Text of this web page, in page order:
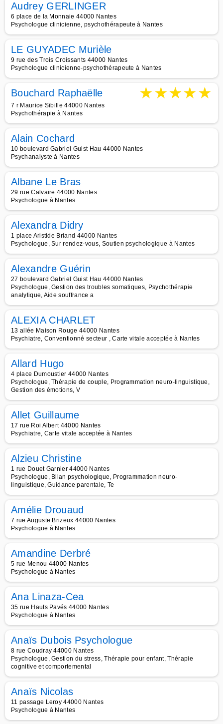
Audrey GERLINGER
6 place de la Monnaie 44000 Nantes
Psychologue clinicienne, psychothérapeute à Nantes
LE GUYADEC Murièle
9 rue des Trois Croissants 44000 Nantes
Psychologue clinicienne-psychothérapeute à Nantes
Bouchard Raphaëlle ★★★★★
7 r Maurice Sibille 44000 Nantes
Psychothérapie à Nantes
Alain Cochard
10 boulevard Gabriel Guist Hau 44000 Nantes
Psychanalyste à Nantes
Albane Le Bras
29 rue Calvaire 44000 Nantes
Psychologue à Nantes
Alexandra Didry
1 place Aristide Briand 44000 Nantes
Psychologue, Sur rendez-vous, Soutien psychologique à Nantes
Alexandre Guérin
27 boulevard Gabriel Guist Hau 44000 Nantes
Psychologue, Gestion des troubles somatiques, Psychothérapie
analytique, Aide souffrance a
ALEXIA CHARLET
13 allée Maison Rouge 44000 Nantes
Psychiatre, Conventionné secteur , Carte vitale acceptée à Nantes
Allard Hugo
4 place Dumoustier 44000 Nantes
Psychologue, Thérapie de couple, Programmation neuro-linguistique,
Gestion des émotions, V
Allet Guillaume
17 rue Roi Albert 44000 Nantes
Psychiatre, Carte vitale acceptée à Nantes
Alzieu Christine
1 rue Douet Garnier 44000 Nantes
Psychologue, Bilan psychologique, Programmation neuro-
linguistique, Guidance parentale, Te
Amélie Drouaud
7 rue Auguste Brizeux 44000 Nantes
Psychologue à Nantes
Amandine Derbré
5 rue Menou 44000 Nantes
Psychologue à Nantes
Ana Linaza-Cea
35 rue Hauts Pavés 44000 Nantes
Psychologue à Nantes
Anaïs Dubois Psychologue
8 rue Coudray 44000 Nantes
Psychologue, Gestion du stress, Thérapie pour enfant, Thérapie
cognitive et comportemental
Anaïs Nicolas
11 passage Leroy 44000 Nantes
Psychologue à Nantes